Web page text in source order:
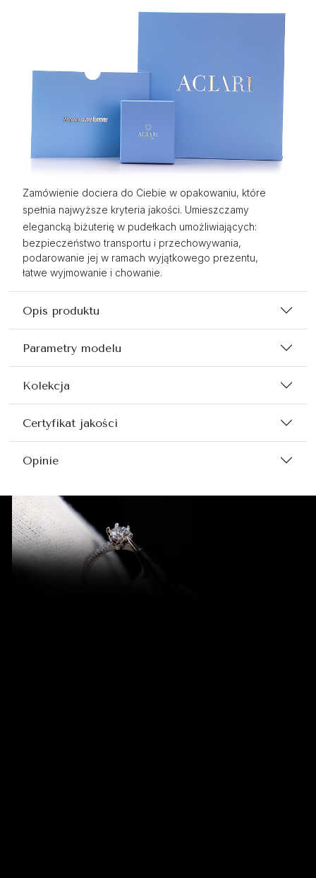
Zamówienie dociera do Ciebie w opakowaniu, które
spełnia najwyższe kryteria jakości. Umieszczamy
elegancką biżuterię w pudełkach umożliwiających:
bezpieczeństwo transportu i przechowywania,
podarowanie jej w ramach wyjątkowego prezentu,
łatwe wyjmowanie i chowanie.
Opis produktu
Parametry modelu
Kolekcja
Certyfikat jakości
Opinie